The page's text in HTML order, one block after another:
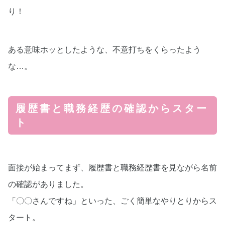
り！
ある意味ホッとしたような、不意打ちをくらったよう
な…。
履歴書と職務経歴の確認からスター
ト
面接が始まってまず、履歴書と職務経歴書を見ながら名前
の確認がありました。
「〇〇さんですね」といった、ごく簡単なやりとりからス
タート。